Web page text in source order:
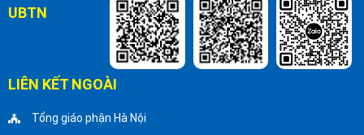
UBTN
LIÊN KẾT NGOÀI
Tổng giáo phận Hà Nội